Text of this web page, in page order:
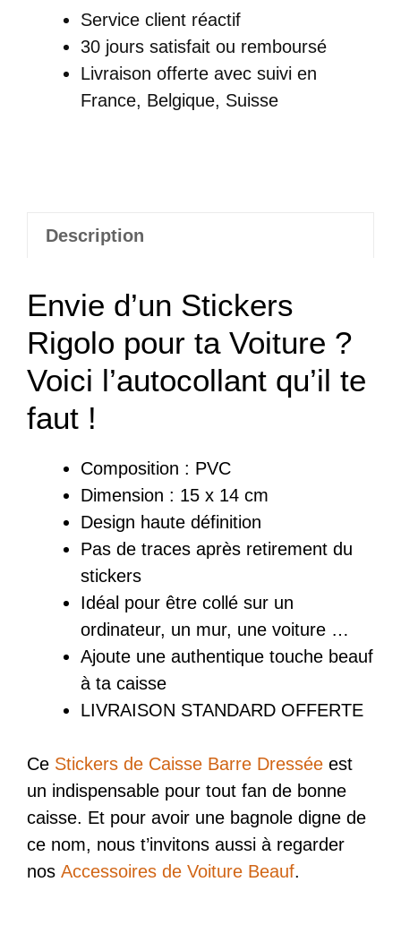
Voiture
Squelette
Grossier
Service client réactif
30 jours satisfait ou remboursé
Livraison offerte avec suivi en
France, Belgique, Suisse
Description
Envie d’un Stickers
Rigolo pour ta Voiture ?
Voici l’autocollant qu’il te
faut !
Composition : PVC
Dimension : 15 x 14 cm
Design haute définition
Pas de traces après retirement du
stickers
Idéal pour être collé sur un
ordinateur, un mur, une voiture …
Ajoute une authentique touche beauf
à ta caisse
LIVRAISON STANDARD OFFERTE
Ce Stickers de Caisse Barre Dressée est
un indispensable pour tout fan de bonne
caisse. Et pour avoir une bagnole digne de
ce nom, nous t’invitons aussi à regarder
nos Accessoires de Voiture Beauf.